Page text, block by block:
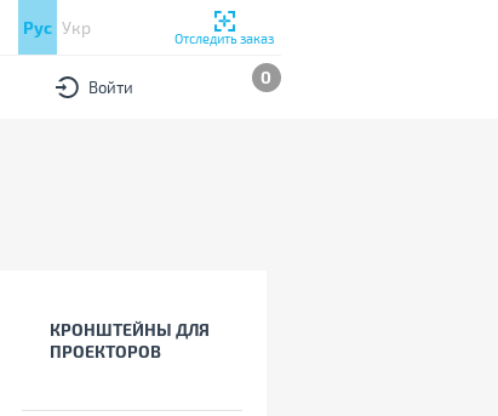
Рус Укр
Отследить заказ
Войти 0
КРОНШТЕЙНЫ ДЛЯ
ПРОЕКТОРОВ